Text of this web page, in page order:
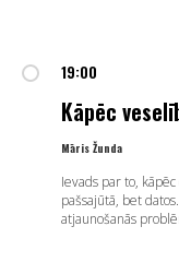
19:00
Kāpēc
Māris Žunda
Ievads par to,
pašsajūtā, bet
atjaunošanās